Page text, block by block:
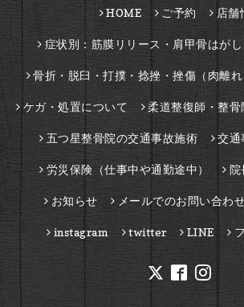
HOME ご予約 店舗
症状別：筋膜リリース・肩甲骨はが
骨折・脱臼・打撲・捻挫・挫傷（肉離
ケガ・処置について 柔道整復師・整
五つ星整骨院の交通事故施術 交通
労災保険（仕事中や通勤途中） 院
お知らせ メールでのお問い合わ
instagram twitter LINE